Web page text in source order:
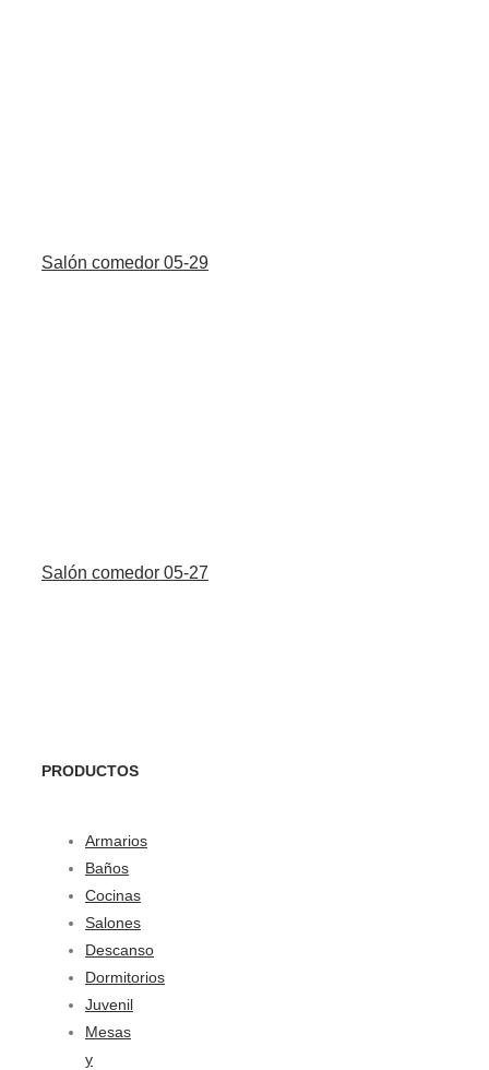
Salón comedor 05-29
Salón comedor 05-27
PRODUCTOS
Armarios
Baños
Cocinas
Salones
Descanso
Dormitorios
Juvenil
Mesas
y